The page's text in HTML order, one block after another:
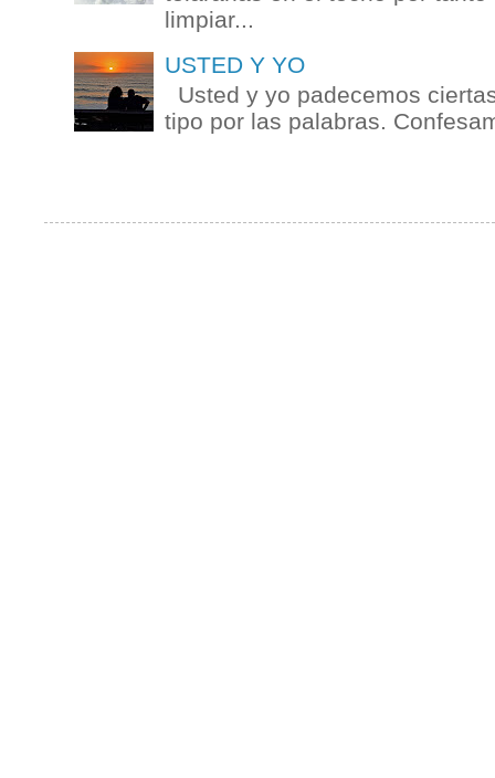
limpiar...
USTED Y YO
Usted y yo padecemos
tipo por las palabras.